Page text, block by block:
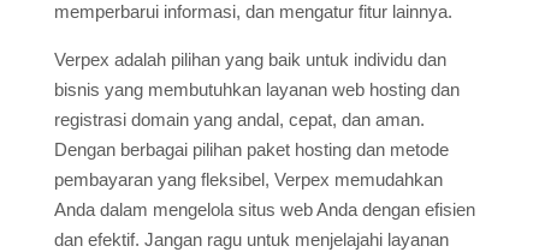
memperbarui informasi, dan mengatur fitur lainnya.
Verpex adalah pilihan yang baik untuk individu dan
bisnis yang membutuhkan layanan web hosting dan
registrasi domain yang andal, cepat, dan aman.
Dengan berbagai pilihan paket hosting dan metode
pembayaran yang fleksibel, Verpex memudahkan
Anda dalam mengelola situs web Anda dengan efisien
dan efektif. Jangan ragu untuk menjelajahi layanan